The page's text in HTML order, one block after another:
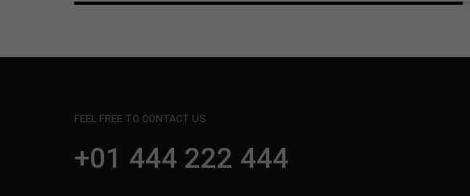
FEEL FREE TO CONTACT US
+01 444 222 444